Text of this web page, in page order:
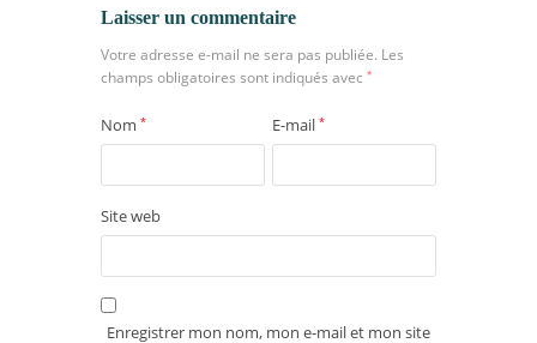
Laisser un commentaire
Votre adresse e-mail ne sera pas publiée. Les
champs obligatoires sont indiqués avec *
Nom * E-mail *
Site web
Enregistrer mon nom, mon e-mail et mon site